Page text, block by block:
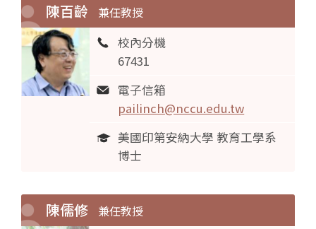
陳百齡 兼任教授
校內分機
67431
電子信箱
pailinch@nccu.edu.tw
美國印第安納大學 教育工學系
博士
陳儒修 兼任教授